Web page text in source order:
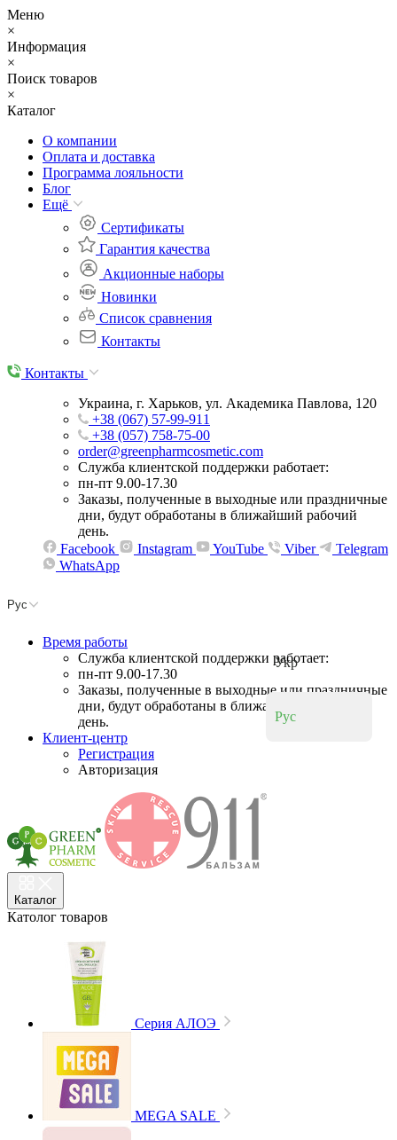
Меню
×
Информация
×
Поиск товаров
×
Каталог
О компании
Оплата и доставка
Программа лояльности
Блог
Eщё
Сертификаты
Гарантия качества
Акционные наборы
Новинки
Список сравнения
Контакты
Контакты
Украина, г. Харьков, ул. Академика Павлова, 120
+38 (067) 57-99-911
+38 (057) 758-75-00
order@greenpharmcosmetic.com
Служба клиентской поддержки работает:
пн-пт 9.00-17.30
Заказы, полученные в выходные или праздничные
дни, будут обработаны в ближайший рабочий
день.
Facebook
Instagram YouTube Viber
Telegram
WhatsApp
Рус
Укр
Рус
Время работы
Служба клиентской поддержки работает:
пн-пт 9.00-17.30
Заказы, полученные в выходные или праздничные
дни, будут обработаны в ближайший рабочий
день.
Клиент-центр
Регистрация
Авторизация
Каталог
Католог товаров
Cерия АЛОЭ
MEGA SALE